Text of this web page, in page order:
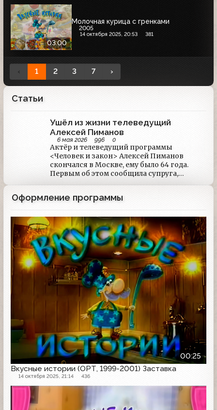
03:00
Молочная курица с гренками
2005
14 октября 2025, 20:53 381
‹ 1 2 3 7 ›
Статьи
Ушёл из жизни телеведущий
Алексей Пиманов
6 мая 2026 996 0
Актёр и телеведущий программы
<Человек и закон> Алексей Пиманов
скончался в Москве, ему было 64 года.
Первым об этом сообщила супруга,
Оформление программы
00:25
Вкусные истории (ОРТ, 1999-2001) Заставка
14 октября 2025, 21:14 436
Заставка программы
Заставка программы